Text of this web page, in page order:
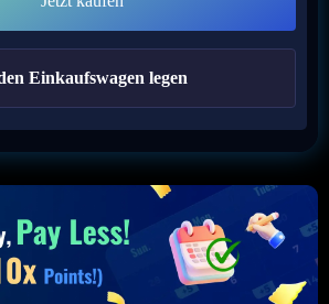
Einkaufswagen legen